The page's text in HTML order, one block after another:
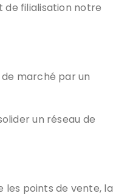
de filialisation notre
marché par un
un réseau de
les points de vente, la